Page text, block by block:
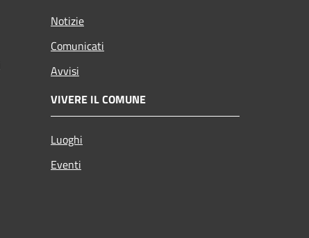
Notizie
Comunicati
Avvisi
VIVERE IL COMUNE
Luoghi
Eventi